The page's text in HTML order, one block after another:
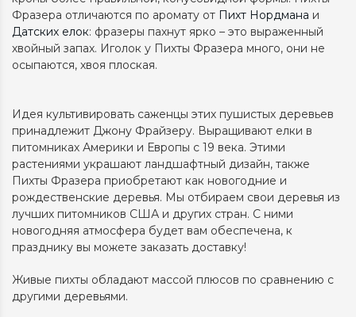
Фразера отличаются по аромату от Пихт Нордмана и
Датских елок: фразеры пахнут ярко – это выраженный
хвойный запах. Иголок у Пихты Фразера много, они не
осыпаются, хвоя плоская.
Идея культивировать саженцы этих пушистых деревьев
принадлежит Джону Фрайзеру. Выращивают елки в
питомниках Америки и Европы с 19 века. Этими
растениями украшают ландшафтный дизайн, также
Пихты Фразера приобретают как новогодние и
рождественские деревья. Мы отбираем свои деревья из
лучших питомников США и других стран. С ними
новогодняя атмосфера будет вам обеспечена, к
празднику вы можете заказать доставку!
Живые пихты обладают массой плюсов по сравнению с
другими деревьями.